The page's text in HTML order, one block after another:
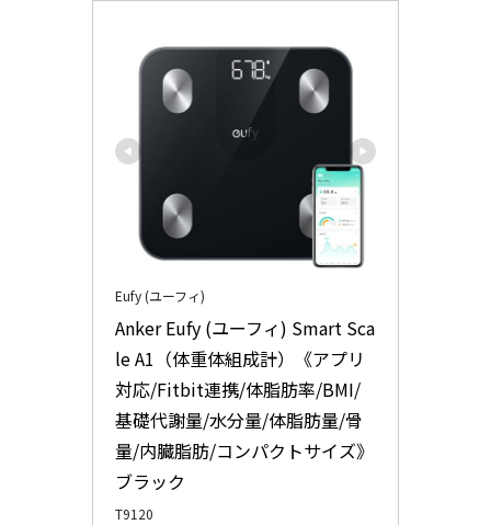
Eufy (ユーフィ)
Anker Eufy (ユーフィ) Smart Sca
le A1（体重体組成計）《アプリ
対応/Fitbit連携/体脂肪率/BMI/
基礎代謝量/水分量/体脂肪量/骨
量/内臓脂肪/コンパクトサイズ》
ブラック
T9120